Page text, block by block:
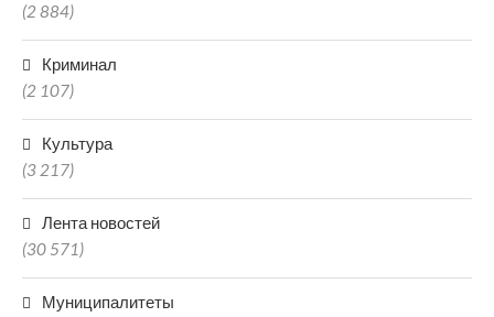
(2 884)
Криминал
(2 107)
Культура
(3 217)
Лента новостей
(30 571)
Муниципалитеты